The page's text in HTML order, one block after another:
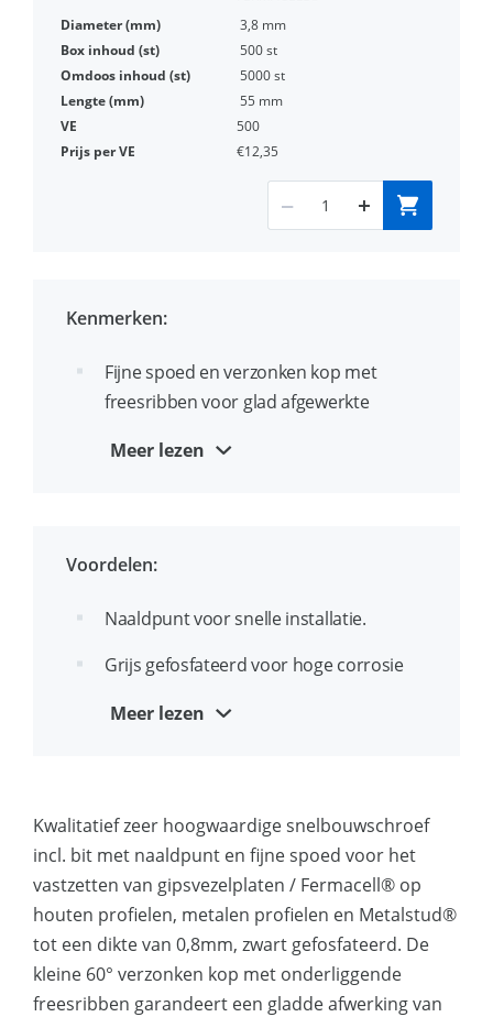
3,8 mm
500 st
5000 st
55 mm
500
€12,35
Kenmerken:
Fijne spoed en verzonken kop met
freesribben voor glad afgewerkte
Fermacell® en Promatec® op houten of
met naaldpunt
Type: FERMACELL ®
Conform norm EN14566
SX gravering voor gemakkelijke en snelle
Meer lezen
Voordelen:
Naaldpunt voor snelle installatie.
Grijs gefosfateerd voor hoge corrosie
Meer lezen
Kwalitatief zeer hoogwaardige snelbouwschroef
incl. bit met naaldpunt en fijne spoed voor het
vastzetten van gipsvezelplaten / Fermacell® op
houten profielen, metalen profielen en Metalstud®
tot een dikte van 0,8mm, zwart gefosfateerd. De
kleine 60° verzonken kop met onderliggende
freesribben garandeert een gladde afwerking van